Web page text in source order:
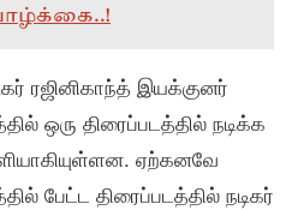
ரஜினிகாந்த் இயக்குனர்
ஒரு திரைப்படத்தில் நடிக்க
ஏற்கனவே
பேட்ட திரைப்படத்தில் நடிகர்